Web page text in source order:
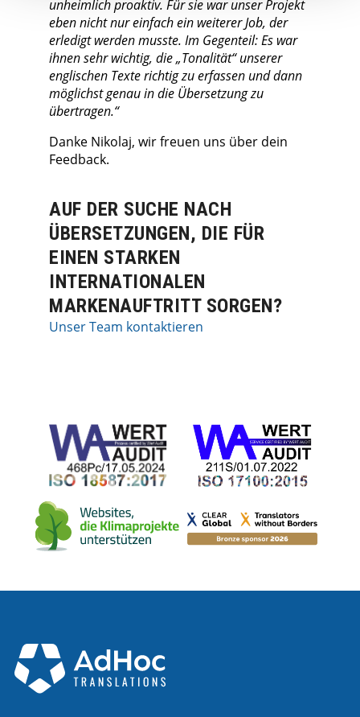
unheimlich proaktiv. Für sie war unser Projekt
eben nicht nur einfach ein weiterer Job, der
erledigt werden musste. Im Gegenteil: Es war
ihnen sehr wichtig, die „Tonalität“ unserer
englischen Texte richtig zu erfassen und dann
möglichst genau in die Übersetzung zu
übertragen.“
Danke Nikolaj, wir freuen uns über dein
Feedback.
AUF DER SUCHE NACH
ÜBERSETZUNGEN, DIE FÜR
EINEN STARKEN
INTERNATIONALEN
MARKENAUFTRITT SORGEN?
Unser Team kontaktieren